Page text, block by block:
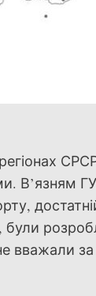
В’язням
вважали